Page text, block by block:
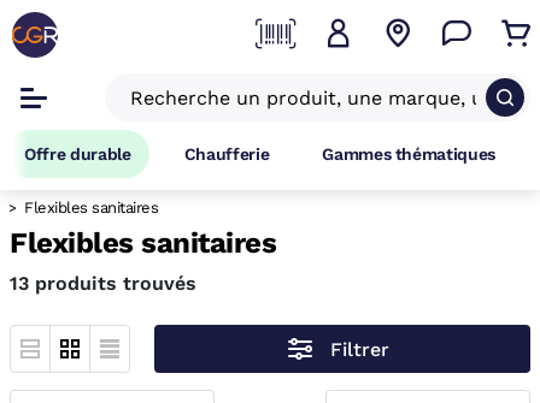
Offre durable Chaufferie Gammes thématiques
Flexibles sanitaires
Flexibles sanitaires
13 produits trouvés
Filtrer